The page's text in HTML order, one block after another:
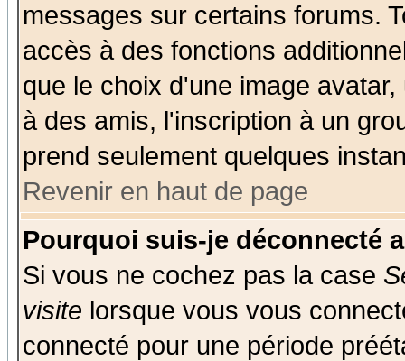
messages sur certains forums.
accès à des fonctions
que le choix d'une image
à des amis, l'inscription à un
prend seulement quelques
Revenir en haut de page
Pourquoi suis-je déconnecté
Si vous ne cochez pas la case
visite lorsque vous vous
connecté pour une période